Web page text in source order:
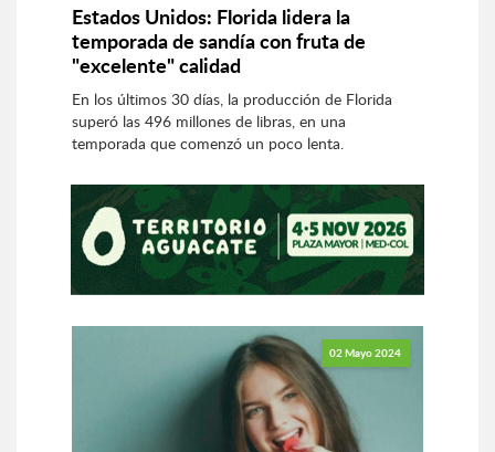
Estados Unidos: Florida lidera la
temporada de sandía con fruta de
"excelente" calidad
En los últimos 30 días, la producción de Florida
superó las 496 millones de libras, en una
temporada que comenzó un poco lenta.
02 Mayo 2024